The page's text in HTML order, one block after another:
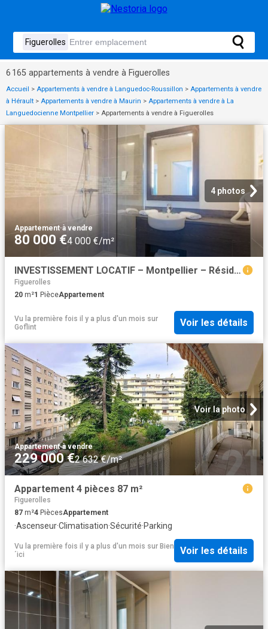
6 165 appartements à vendre à Figuerolles
Accueil > Appartements à vendre à Languedoc-Roussillon > Appartements à vendre
à Hérault > Appartements à vendre à Maurin > Appartements à vendre à La
Languedocienne Montpellier > Appartements à vendre à Figuerolles
4 photos
Appartement·à vendre
80 000 €4 000 €/m²
INVESTISSEMENT LOCATIF – Montpellier – Résidence résidence de tourisme Appart’City Confort Montpellier Ovalie 2* – 5,52% de rentabilité
Figuerolles
20 m²1 PièceAppartement
Vu la première fois il y a plus d'un mois sur
Goflint
Voir les détails
Voir la photo
Appartement·à vendre
229 000 €2 632 €/m²
Appartement 4 pièces 87 m²
Figuerolles
87 m²4 PiècesAppartement
·Ascenseur·Climatisation·Sécurité·Parking
Vu la première fois il y a plus d'un mois sur Bien
´ici
Voir les détails